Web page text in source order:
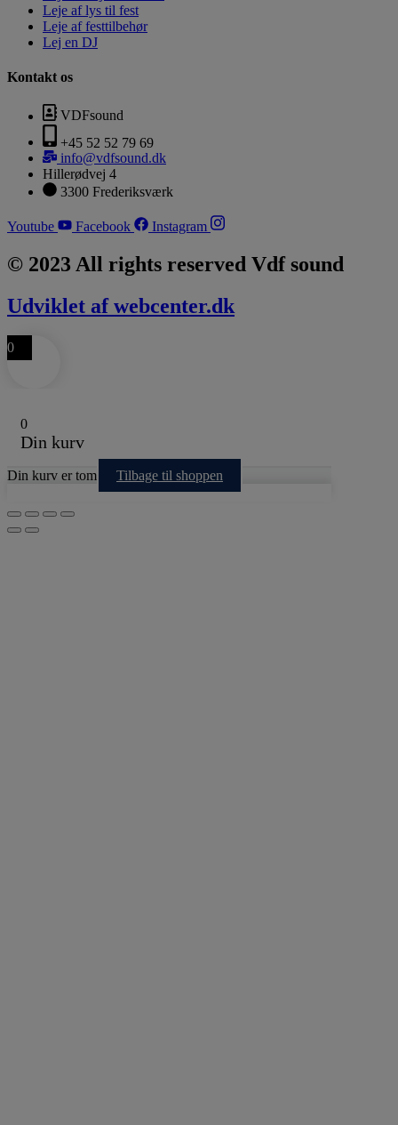
Leje af lys til fest
Leje af festtilbehør
Lej en DJ
Kontakt os
VDFsound
+45 52 52 79 69
info@vdfsound.dk
Hillerødvej 4
3300 Frederiksværk
Youtube Facebook Instagram
© 2023 All rights reserved Vdf sound
Udviklet af webcenter.dk
0
0
Din kurv
Din kurv er tom Tilbage til shoppen